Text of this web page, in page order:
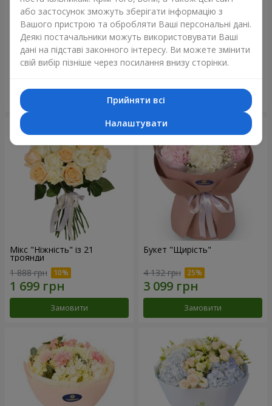
Букет "Blue ball"
4 084 грн
Букет "Бенефіс"
6 091 грн
Мікс "Ніжність" із 21
троянди
1 888 грн
Замовити
Букет "Щирість"
4 132 грн
Замовити
або застосунок зможуть зберігати інформацію з
Вашого пристрою та обробляти Ваші персональні дані.
Деякі постачальники можуть використовувати Ваші
дані на підставі законного інтересу. Ви можете змінити
свій вибір пізніше через посилання внизу сторінки.
Прийняти всі
Налаштувати